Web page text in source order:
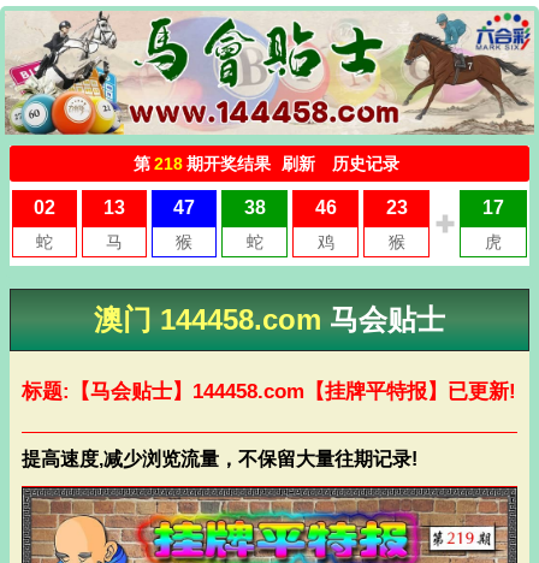
澳门 144458.com 马会贴士
标题:【马会贴士】 144458.com 【挂牌平特报】已更新!
提高速度,减少浏览流量，不保留大量往期记录!